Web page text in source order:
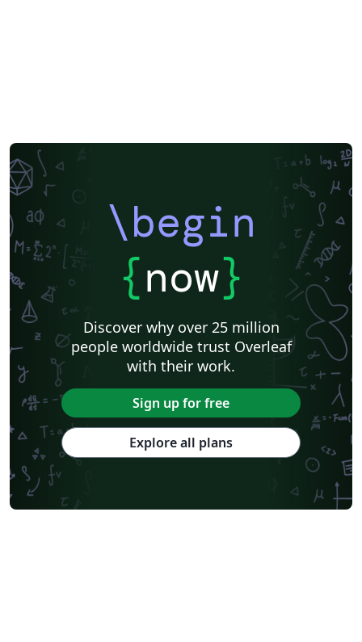
\begin
{now}
Discover why over 25 million
people worldwide trust Overleaf
with their work.
Sign up for free
Explore all plans